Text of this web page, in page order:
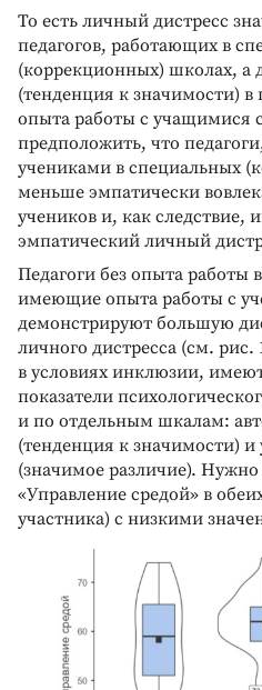
То есть личный дистресс
педагогов, работающих в
(коррекционных) школах, а
(тенденция к значимости) в
опыта работы с учащимися
предположить, что
учениками в специальных
меньше эмпатически
учеников и, как
эмпатический личный
Педагоги без опыта работы
имеющие опыта работы с
демонстрируют большую
личного дистресса (см.
в условиях инклюзии,
показатели
и по отдельным шкалам:
(тенденция к значимости) и
(значимое различие).
«Управление средой» в
участника) с низкими